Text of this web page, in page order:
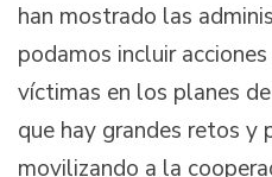
han mostrado las
podamos incluir
víctimas en los planes
que hay grandes retos y
movilizando a la